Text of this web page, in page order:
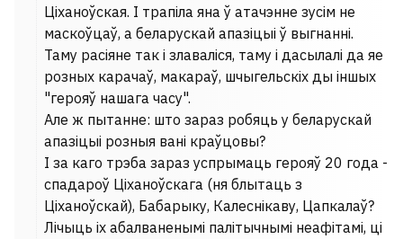
Ціханоўская. І трапіла яна ў атачэнне зусім не
маскоўцаў, а беларускай апазіцыі ў выгнанні.
Таму расіяне так і злаваліся, таму і дасылалі да яе
розных карачаў, макараў, шчыгельскіх ды іншых
"герояў нашага часу".
Але ж пытанне: што зараз робяць у беларускай
апазіцыі розныя вані краўцовы?
І за каго трэба зараз успрымаць герояў 20 года -
спадароў Ціханоўскага (ня блытаць з
Ціханоўскай), Бабарыку, Калеснікаву, Цапкалаў?
Лічыць іх абалваненымі палітычнымі неафітамі, ці